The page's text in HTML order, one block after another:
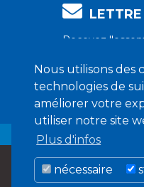
Nous utilisons des
technologies de
améliorer votre
utiliser notre site
Plus d'infos
nécessaire
Recevez
Je
MENTIONS LÉGALES CRÉDITS